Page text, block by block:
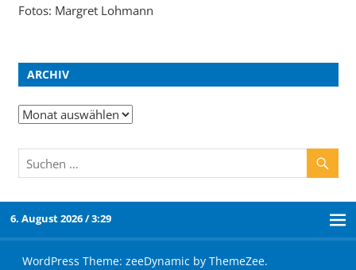
Fotos: Margret Lohmann
ARCHIV
6. August 2026 / 3:29
WordPress Theme: zeeDynamic by ThemeZee.